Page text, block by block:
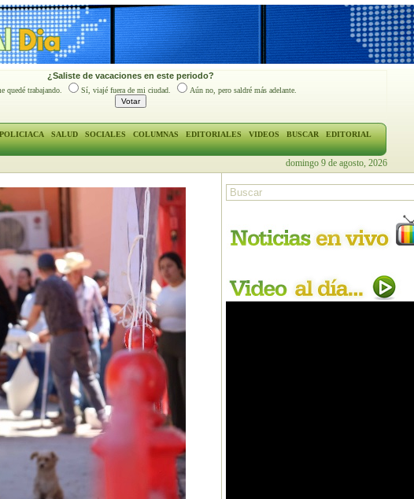
¿Saliste de vacaciones en este periodo?
quedé trabajando. Sí, viajé fuera de mi ciudad. Aún no, pero saldré más adelante.
POLICIACA SALUD SOCIALES COLUMNAS EDITORIALES VIDEOS BUSCAR
EDITORIAL
domingo 9 de agosto, 2026